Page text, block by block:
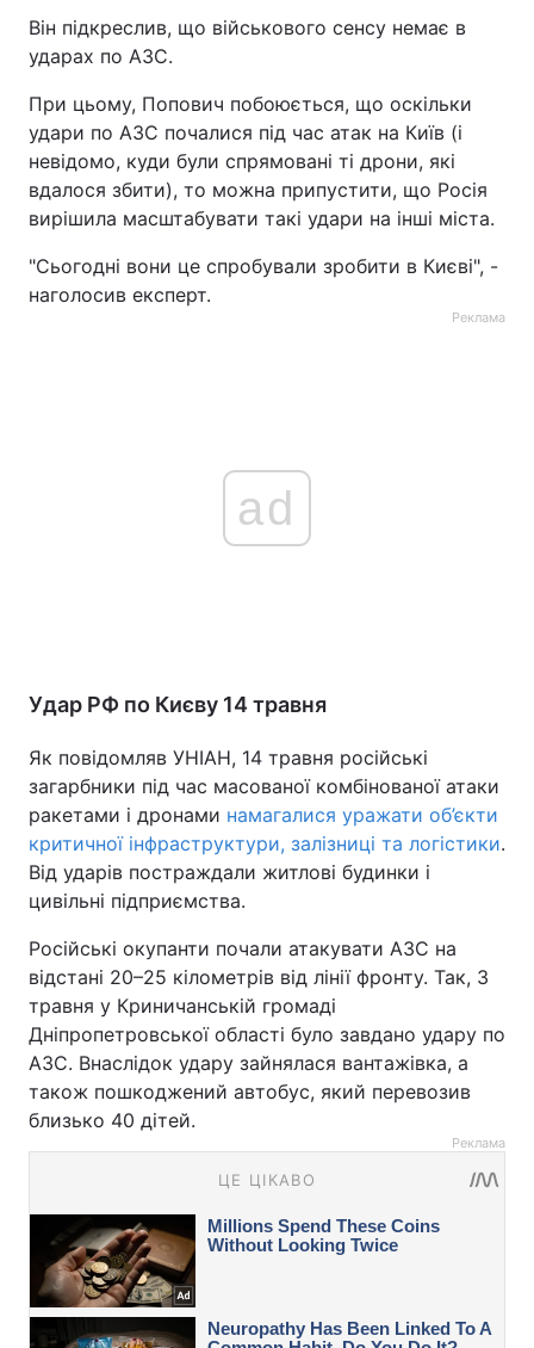
Він підкреслив, що військового сенсу немає в
ударах по АЗС.
При цьому, Попович побоюється, що оскільки
удари по АЗС почалися під час атак на Київ (і
невідомо, куди були спрямовані ті дрони, які
вдалося збити), то можна припустити, що Росія
вирішила масштабувати такі удари на інші міста.
"Сьогодні вони це спробували зробити в Києві", -
наголосив експерт.
Реклама
ad
Удар РФ по Києву 14 травня
Як повідомляв УНІАН, 14 травня російські
загарбники під час масованої комбінованої атаки
ракетами і дронами намагалися уражати об’єкти
критичної інфраструктури, залізниці та логістики.
Від ударів постраждали житлові будинки і
цивільні підприємства.
Російські окупанти почали атакувати АЗС на
відстані 20–25 кілометрів від лінії фронту. Так, 3
травня у Криничанській громаді
Дніпропетровської області було завдано удару по
АЗС. Внаслідок удару зайнялася вантажівка, а
також пошкоджений автобус, який перевозив
близько 40 дітей.
Реклама